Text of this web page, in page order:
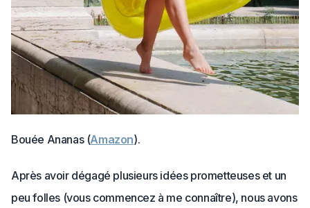
Bouée Ananas (Amazon).
Après avoir dégagé plusieurs idées prometteuses et un
peu folles (vous commencez à me connaître), nous avons